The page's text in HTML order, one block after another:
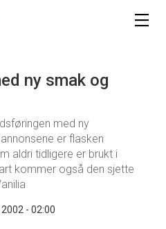
ny smak og
med ny
er flasken
aldri tidligere er brukt i
kommer også den sjette
- 02:00